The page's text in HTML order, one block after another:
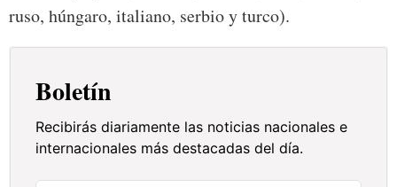
ruso, húngaro, italiano, serbio y turco).
Boletín
Recibirás diariamente las noticias nacionales e
internacionales más destacadas del día.